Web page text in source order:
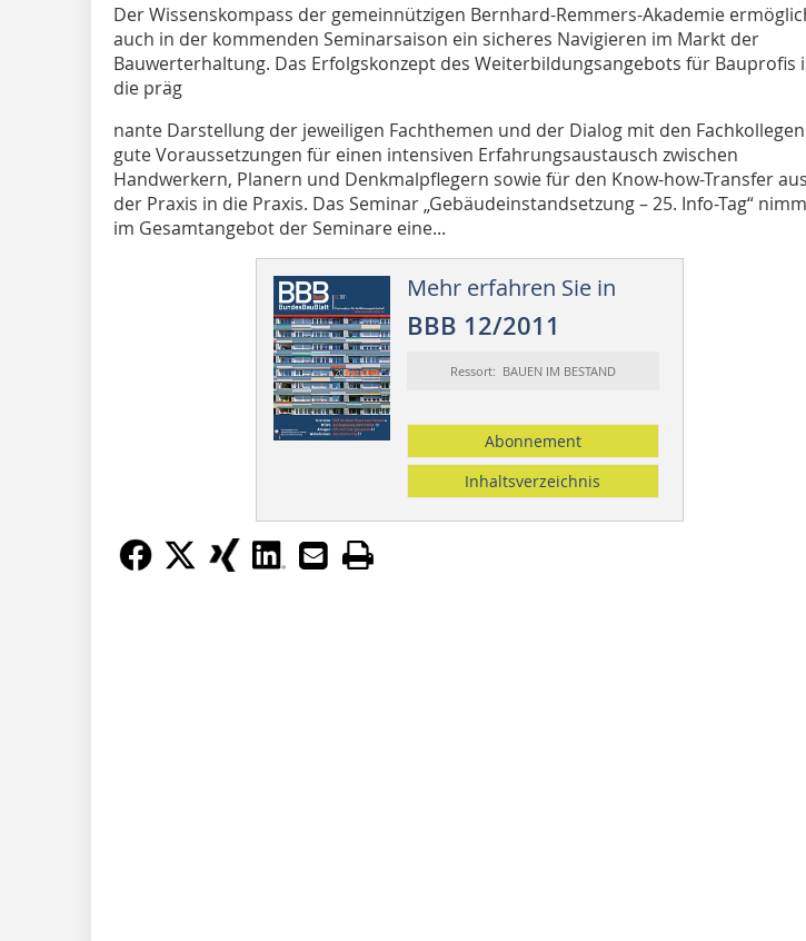
Der Wissenskompass der gemeinnützigen Bernhard-Remmers-Aka­­­­demie
auch in der kommenden Seminarsaison ein sicheres Navigieren im Markt der
Bauwerterhaltung. Das Erfolgskonzept des Weiterbildungsangebots für Bauprofis
die präg
nante Darstellung der jeweiligen Fachthemen und der Dialog mit den
gute Voraussetzungen für einen intensiven Erfahrungsaustausch zwischen
Handwerkern, Planern und Denkmalpflegern sowie für den Know-how-Transfer aus
der Praxis in die Praxis. Das Seminar „Ge­­bäudeinstandsetzung – 25. Info-Tag“
im Gesamtangebot der Seminare ei­­ne...
Mehr erfahren Sie in
BBB 12/2011
Ressort: BAUEN IM BESTAND
Abonnement
Inhaltsverzeichnis